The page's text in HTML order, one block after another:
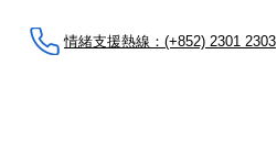
情緒支援熱線：​​(+852) 2301 2303